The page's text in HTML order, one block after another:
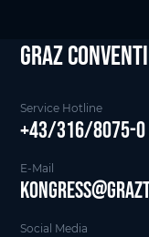
Graz
Service Hotline
+43/316/8075-0
E-Mail
Social Media